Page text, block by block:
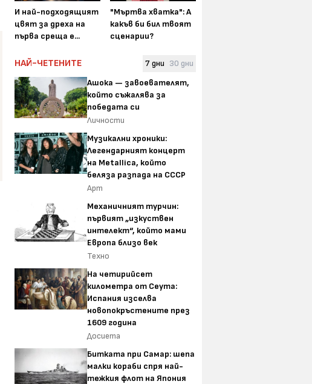
И най-подходящият
цвят за дреха на
първа среща е...
"Мъртва хватка": А
какъв би бил твоят
сценарии?
НАЙ-ЧЕТЕНИТЕ 7 дни 30 дни
Ашока — завоевателят,
който съжалява за
победата си
Личности
Музикални хроники:
Легендарният концерт
на Metallica, който
беляза разпада на СССР
Арт
Механичният турчин:
първият „изкуствен
интелект“, който мами
Европа близо век
Техно
На четирийсет
километра от Сеута:
Испания изселва
новопокръстените през
1609 година
Досиета
Битката при Самар: шепа
малки кораби спря най-
тежкия флот на Япония